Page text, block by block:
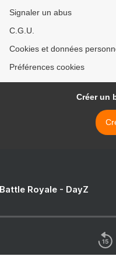
Signaler un abus
C.G.U.
Cookies et données
Préférences cookies
Créer un
Royale - DayZ